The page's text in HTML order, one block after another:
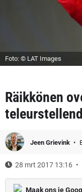
Foto: © LAT Images
Räikkönen
Jeen Grievink
28 mrt 2017 13:16
Maak ons je